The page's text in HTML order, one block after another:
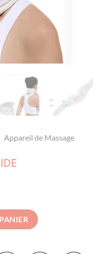
Appareil de Massage